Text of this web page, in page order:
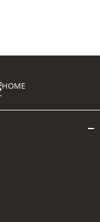
HOME